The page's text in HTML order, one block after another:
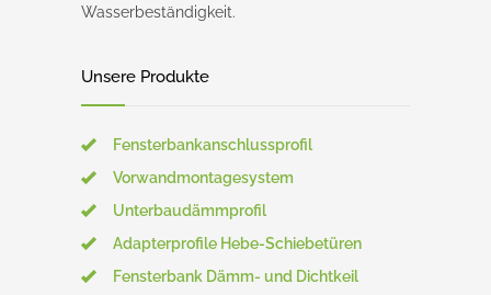
Wasserbeständigkeit.
Unsere Produkte
Fensterbankanschlussprofil
Vorwandmontagesystem
Unterbaudämmprofil
Adapterprofile Hebe-Schiebetüren
Fensterbank Dämm- und Dichtkeil